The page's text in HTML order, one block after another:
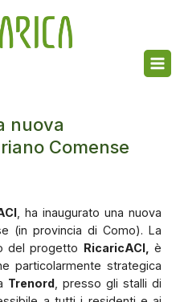
nuova
Comense
, ha inaugurato una nuova
(in provincia di Como). La
del progetto RicaricACI,
è
particolarmente strategica
Trenord , presso gli stalli di